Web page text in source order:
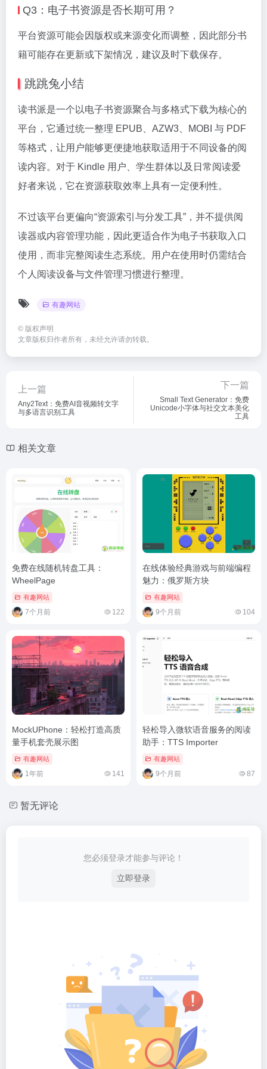
Q3：电子书资源是否长期可用？
平台资源可能会因版权或来源变化而调整，因此部分书
籍可能存在更新或下架情况，建议及时下载保存。
跳跳兔小结
读书派是一个以电子书资源聚合与多格式下载为核心的
平台，它通过统一整理 EPUB、AZW3、MOBI 与 PDF
等格式，让用户能够更便捷地获取适用于不同设备的阅
读内容。对于 Kindle 用户、学生群体以及日常阅读爱
好者来说，它在资源获取效率上具有一定便利性。
不过该平台更偏向“资源索引与分发工具”，并不提供阅
读器或内容管理功能，因此更适合作为电子书获取入口
使用，而非完整阅读生态系统。用户在使用时仍需结合
个人阅读设备与文件管理习惯进行整理。
有趣网站
© 版权声明
文章版权归作者所有，未经允许请勿转载。
上一篇
Any2Text：免费AI音视频转文字
与多语言识别工具
下一篇
Small Text Generator：免费
Unicode小字体与社交文本美化
工具
相关文章
免费在线随机转盘工具：
WheelPage
有趣网站
7个月前 122
在线体验经典游戏与前端编程
魅力：俄罗斯方块
有趣网站
9个月前 104
MockUPhone：轻松打造高质
量手机套壳展示图
有趣网站
1年前 141
轻松导入微软语音服务的阅读
助手：TTS Importer
有趣网站
9个月前 87
暂无评论
您必须登录才能参与评论！
立即登录